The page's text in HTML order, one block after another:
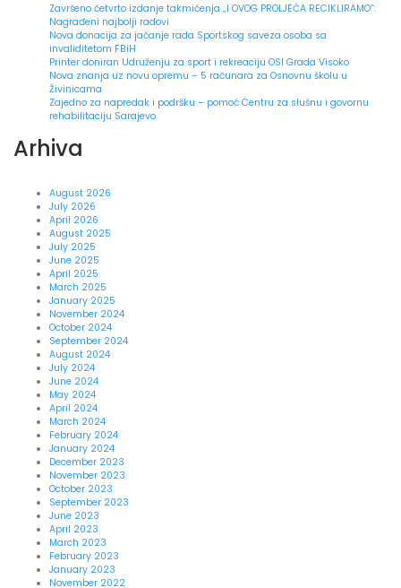
Završeno četvrto izdanje takmičenja „I OVOG PROLJEĆA RECIKLIRAMO“:
Nagrađeni najbolji radovi
Nova donacija za jačanje rada Sportskog saveza osoba sa
invaliditetom FBiH
Printer doniran Udruženju za sport i rekreaciju OSI Grada Visoko
Nova znanja uz novu opremu – 5 računara za Osnovnu školu u
Živinicama
Zajedno za napredak i podršku – pomoć Centru za slušnu i govornu
rehabilitaciju Sarajevo
Arhiva
August 2026
July 2026
April 2026
August 2025
July 2025
June 2025
April 2025
March 2025
January 2025
November 2024
October 2024
September 2024
August 2024
July 2024
June 2024
May 2024
April 2024
March 2024
February 2024
January 2024
December 2023
November 2023
October 2023
September 2023
June 2023
April 2023
March 2023
February 2023
January 2023
November 2022